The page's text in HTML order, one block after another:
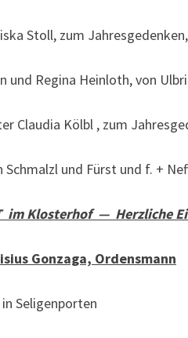
Stoll, zum
und Regina Heinloth, von
Claudia Kölbl , zum
Schmalzl und Fürst und f. +
im Klosterhof — Herzliche
Gonzaga, Ordensmann
Seligenporten